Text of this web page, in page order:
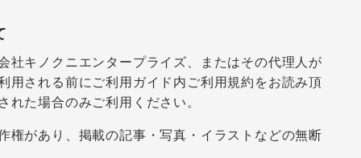
社キノクニエンタープライズ、またはその代理人が
用される前にご利用ガイド内ご利用規約をお読み頂
れた場合のみご利用ください。
権があり、掲載の記事・写真・イラストなどの無断